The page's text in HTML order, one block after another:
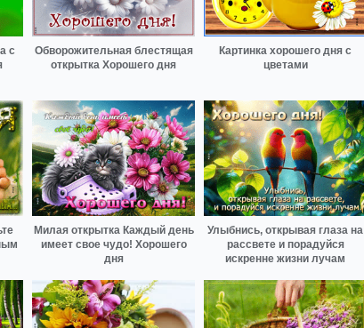
с
Обворожительная блестящая
открытка Хорошего дня
Картинка хорошего дня с
цветами
Милая открытка Каждый день
имеет свое чудо! Хорошего
дня
Улыбнись, открывая глаза на
рассвете и порадуйся
искренне жизни лучам